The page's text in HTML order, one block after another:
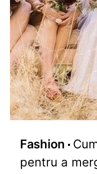
Fashion
pentru a